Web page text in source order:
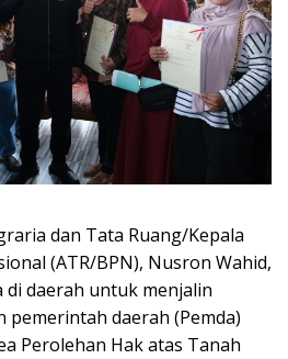
dan Tata Ruang/Kepala
(ATR/BPN), Nusron Wahid,
daerah untuk menjalin
daerah (Pemda)
Perolehan Hak atas Tanah